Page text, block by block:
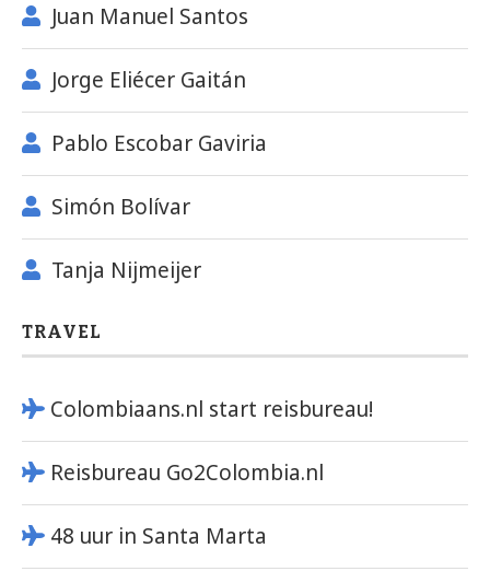
Juan Manuel Santos
Jorge Eliécer Gaitán
Pablo Escobar Gaviria
Simón Bolívar
Tanja Nijmeijer
TRAVEL
Colombiaans.nl start reisbureau!
Reisbureau Go2Colombia.nl
48 uur in Santa Marta